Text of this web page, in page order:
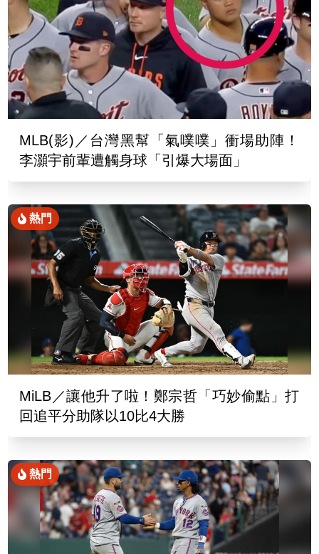
MLB(影)／台灣黑幫「氣噗噗」衝場助陣！
李灝宇前輩遭觸身球「引爆大場面」
熱門
MiLB／讓他升了啦！鄭宗哲「巧妙偷點」打
回追平分助隊以10比4大勝
熱門